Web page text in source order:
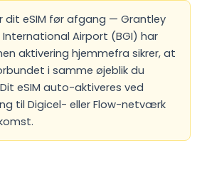
dit eSIM før afgang — Grantley
Airport (BGI) har
aktivering hjemmefra sikrer, at
i samme øjeblik du
eSIM auto-aktiveres ved
til Digicel- eller Flow-netværk